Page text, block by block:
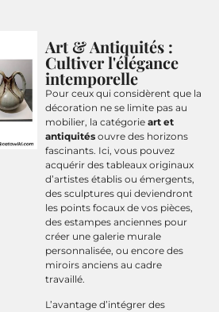
Art & Antiquités :
Cultiver l'élégance
intemporelle
Pour ceux qui considèrent que la
décoration ne se limite pas au
mobilier, la catégorie art et
antiquitésouvre des horizons
fascinants. Ici, vous pouvez
acquérir des tableaux originaux
d’artistes établis ou émergents,
des sculptures qui deviendront
les points focaux de vos pièces,
des estampes anciennes pour
créer une galerie murale
personnalisée, ou encore des
miroirs anciens au cadre
travaillé.
L’avantage d’intégrer des